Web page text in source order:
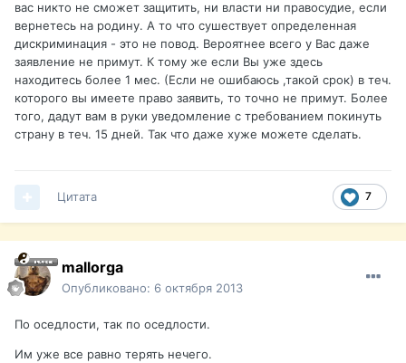
вас никто не сможет защитить, ни власти ни правосудие, если
вернетесь на родину. А то что сушествует определенная
дискриминация - это не повод. Вероятнее всего у Вас даже
заявление не примут. К тому же если Вы уже здесь
находитесь более 1 мес. (Если не ошибаюсь ,такой срок) в теч.
которого вы имеете право заявить, то точно не примут. Более
того, дадут вам в руки уведомление с требованием покинуть
страну в теч. 15 дней. Так что даже хуже можете сделать.
7
Цитата
mallorga
Опубликовано: 6 октября 2013
По оседлости, так по оседлости.
Им уже все равно терять нечего.